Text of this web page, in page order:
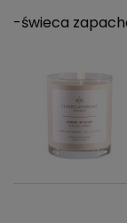
-świeca